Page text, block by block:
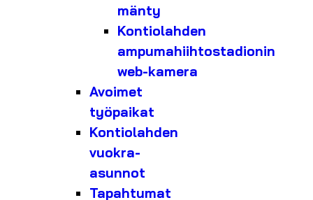
mänty
Kontiolahden
ampumahiihtostadionin
web-kamera
Avoimet
työpaikat
Kontiolahden
vuokra-
asunnot
Tapahtumat